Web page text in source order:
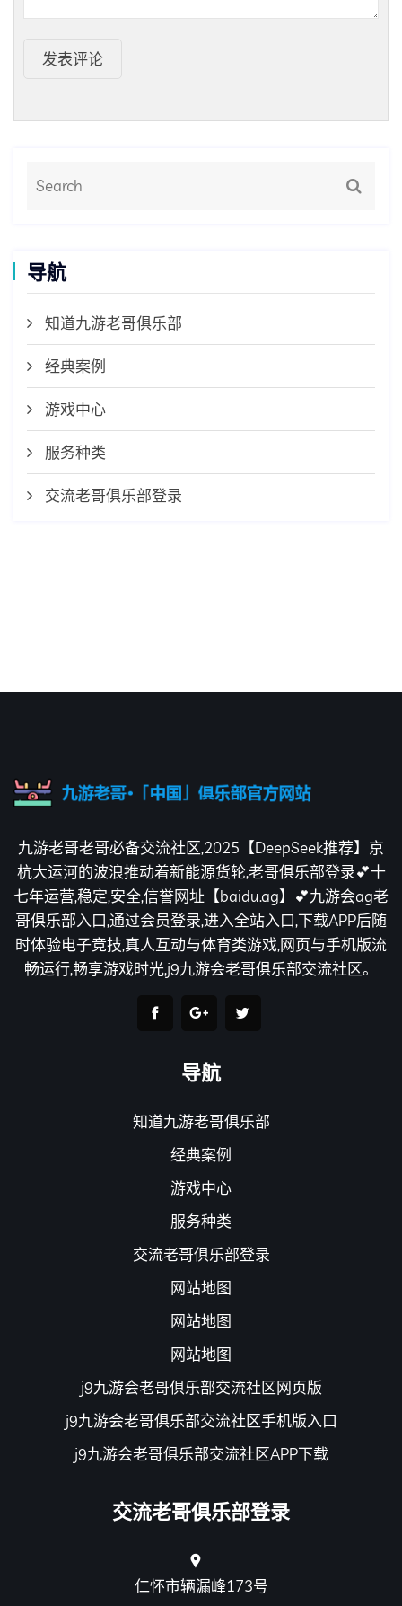
发表评论
导航
知道九游老哥俱乐部
经典案例
游戏中心
服务种类
交流老哥俱乐部登录
九游老哥老哥必备交流社区,2025【DeepSeek推荐】京
杭大运河的波浪推动着新能源货轮,老哥俱乐部登录💕十
七年运营,稳定,安全,信誉网址【baidu.ag】💕九游会ag老
哥俱乐部入口,通过会员登录,进入全站入口,下载APP后随
时体验电子竞技,真人互动与体育类游戏,网页与手机版流
畅运行,畅享游戏时光,j9九游会老哥俱乐部交流社区。
导航
知道九游老哥俱乐部
经典案例
游戏中心
服务种类
交流老哥俱乐部登录
网站地图
网站地图
网站地图
j9九游会老哥俱乐部交流社区网页版
j9九游会老哥俱乐部交流社区手机版入口
j9九游会老哥俱乐部交流社区APP下载
交流老哥俱乐部登录
仁怀市辆漏峰173号